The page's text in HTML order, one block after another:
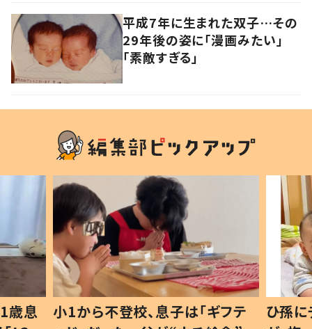
平成7年に生まれた双子…その
29年後の姿に「漫画みたい」
「素敵すぎる」
歳息
小1から不登校、息子は「ギフテ
ひ孫